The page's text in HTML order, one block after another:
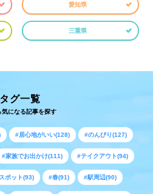
愛知県
三重県
グ一覧
気になる記事を探す
#居心地がいい(128) #のんびり(127)
#家族でお出かけ(111) #テイクアウト(94)
ポット(93) #春(91) #駅周辺(90)